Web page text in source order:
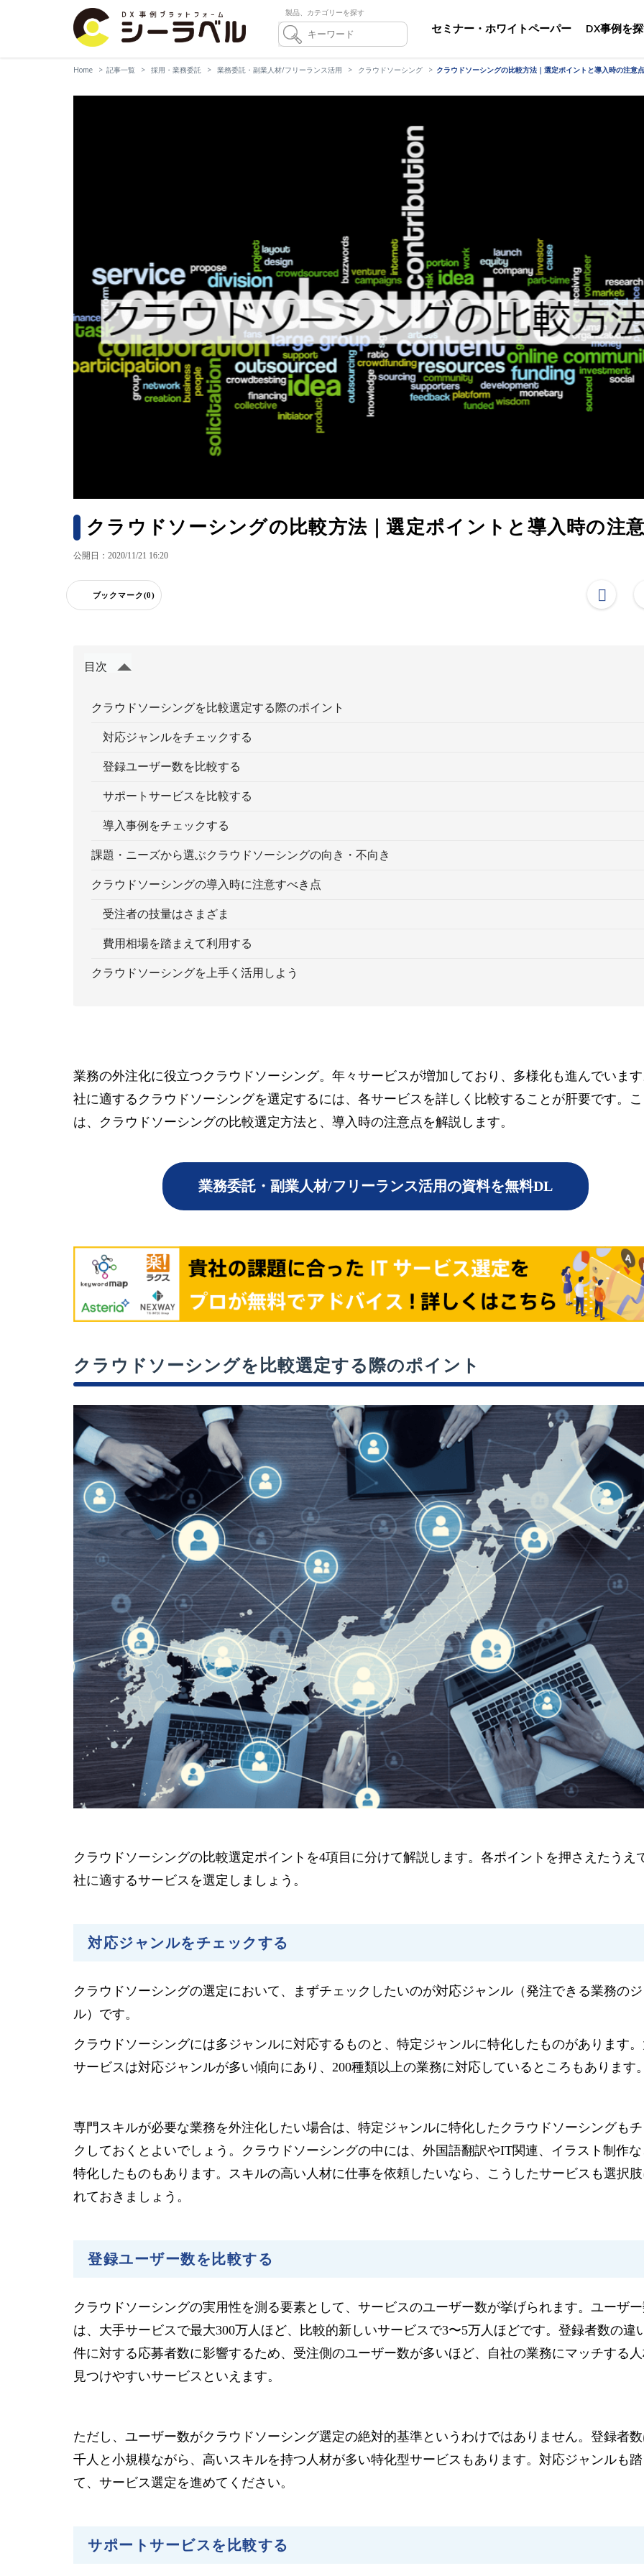
製品、カテゴリーを探す
セミナー・ホワイトペーパー DX事例を
Home 記事一覧 採用・業務委託 業務委託・副業人材/フリーランス活用 クラウドソーシング クラウドソーシングの比較方法｜選定ポイントと導入時の注意点
クラウドソーシングの比較方法｜選定ポイントと導入時の注
公開日：2020/11/21 16:20
ブックマーク(0)
目次
クラウドソーシングを比較選定する際のポイント
対応ジャンルをチェックする
登録ユーザー数を比較する
サポートサービスを比較する
導入事例をチェックする
課題・ニーズから選ぶクラウドソーシングの向き・不向き
クラウドソーシングの導入時に注意すべき点
受注者の技量はさまざま
費用相場を踏まえて利用する
クラウドソーシングを上手く活用しよう
業務の外注化に役立つクラウドソーシング。年々サービスが増加しており、多様化も進んでいま
社に適するクラウドソーシングを選定するには、各サービスを詳しく比較することが肝要です。
は、クラウドソーシングの比較選定方法と、導入時の注意点を解説します。
業務委託・副業人材/フリーランス活用の資料を無料DL
クラウドソーシングを比較選定する際のポイント
クラウドソーシングの比較選定ポイントを4項目に分けて解説します。各ポイントを押さえたうえ
社に適するサービスを選定しましょう。
対応ジャンルをチェックする
クラウドソーシングの選定において、まずチェックしたいのが対応ジャンル（発注できる業務の
ル）です。
クラウドソーシングには多ジャンルに対応するものと、特定ジャンルに特化したものがあります
サービスは対応ジャンルが多い傾向にあり、200種類以上の業務に対応しているところもあります
専門スキルが必要な業務を外注化したい場合は、特定ジャンルに特化したクラウドソーシングも
クしておくとよいでしょう。クラウドソーシングの中には、外国語翻訳やIT関連、イラスト制作
特化したものもあります。スキルの高い人材に仕事を依頼したいなら、こうしたサービスも選択
れておきましょう。
登録ユーザー数を比較する
クラウドソーシングの実用性を測る要素として、サービスのユーザー数が挙げられます。ユーザ
は、大手サービスで最大300万人ほど、比較的新しいサービスで3〜5万人ほどです。登録者数の違
件に対する応募者数に影響するため、受注側のユーザー数が多いほど、自社の業務にマッチする
見つけやすいサービスといえます。
ただし、ユーザー数がクラウドソーシング選定の絶対的基準というわけではありません。登録者
千人と小規模ながら、高いスキルを持つ人材が多い特化型サービスもあります。対応ジャンルも
て、サービス選定を進めてください。
サポートサービスを比較する